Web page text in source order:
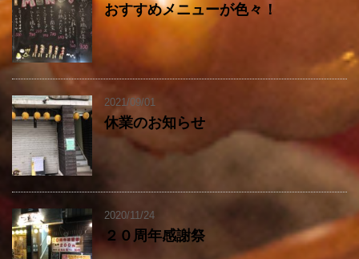
おすすめメニューが色々！
2021/09/01
休業のお知らせ
2020/11/24
２０周年感謝祭